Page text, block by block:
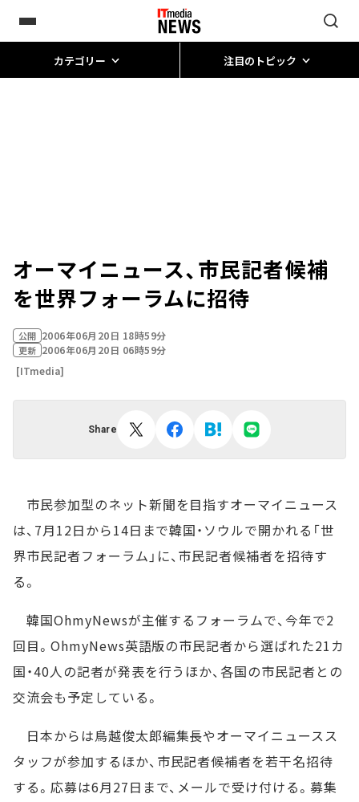
カテゴリー 注目のトピック
オーマイニュース、市民記者候補
を世界フォーラムに招待
公開 2006年06月20日 18時59分
更新 2006年06月20日 06時59分
[ITmedia]
Share
市民参加型のネット新聞を目指すオーマイニュース
は、7月12日から14日まで韓国・ソウルで開かれる「世
界市民記者フォーラム」に、市民記者候補者を招待す
る。
韓国OhmyNewsが主催するフォーラムで、今年で2
回目。OhmyNews英語版の市民記者から選ばれた21カ
国・40人の記者が発表を行うほか、各国の市民記者との
交流会も予定している。
日本からは鳥越俊太郎編集長やオーマイニュースス
タッフが参加するほか、市民記者候補者を若干名招待
する。応募は6月27日まで、メールで受け付ける。募集